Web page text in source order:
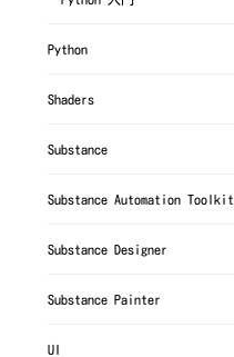
Python
Shaders
Substance
Substance Automation Toolkit
Substance Designer
Substance Painter
UI